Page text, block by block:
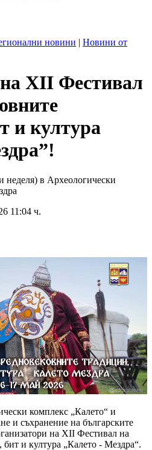
новини | Новини от
XII Фестивал
и култура
неделя) в Археологически
11:04 ч.
комплекс „Калето“ и
и съхранение на българските
на XII Фестивал на
и култура „Калето - Мездра“.